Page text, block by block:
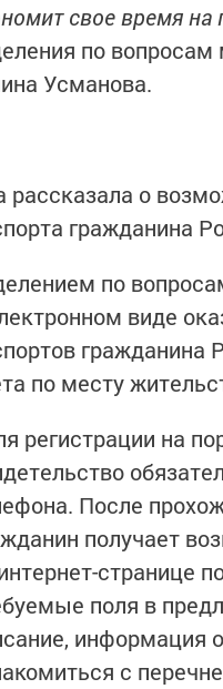
свое время
по
Усманова.
рассказала о
гражданина
по
виде
гражданина
по месту
регистрации на
После
получает
странице
поля в
информация
с